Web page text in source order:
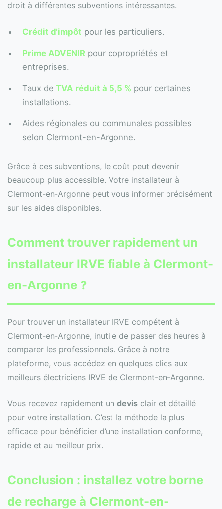
droit à différentes subventions intéressantes.
Crédit d’impôt pour les particuliers.
Prime ADVENIR pour copropriétés et
entreprises.
Taux de TVA réduit à 5,5 % pour certaines
installations.
Aides régionales ou communales possibles
selon Clermont-en-Argonne.
Grâce à ces subventions, le coût peut devenir
beaucoup plus accessible. Votre installateur à
Clermont-en-Argonne peut vous informer précisément
sur les aides disponibles.
Comment trouver rapidement un
installateur IRVE fiable à Clermont-
en-Argonne ?
Pour trouver un installateur IRVE compétent à
Clermont-en-Argonne, inutile de passer des heures à
comparer les professionnels. Grâce à notre
plateforme, vous accédez en quelques clics aux
meilleurs électriciens IRVE de Clermont-en-Argonne.
Vous recevez rapidement un devis clair et détaillé
pour votre installation. C’est la méthode la plus
efficace pour bénéficier d’une installation conforme,
rapide et au meilleur prix.
Conclusion : installez votre borne
de recharge à Clermont-en-